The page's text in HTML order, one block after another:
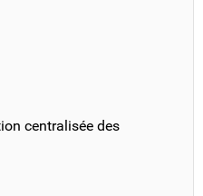
centralisée des